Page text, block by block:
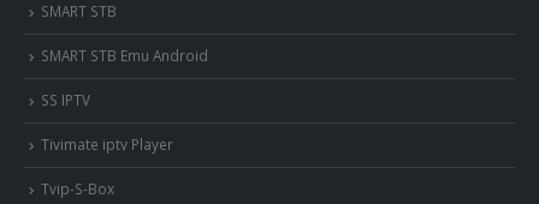
SMART STB
SMART STB Emu Android
SS IPTV
Tivimate iptv Player
Tvip-S-Box